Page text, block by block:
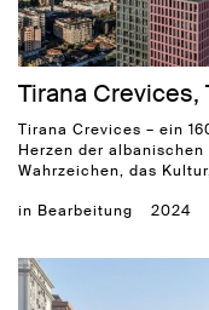
Tirana Crevices,
Tirana Crevices – ein
Herzen der
Wahrzeichen, das
in Bearbeitung 2024